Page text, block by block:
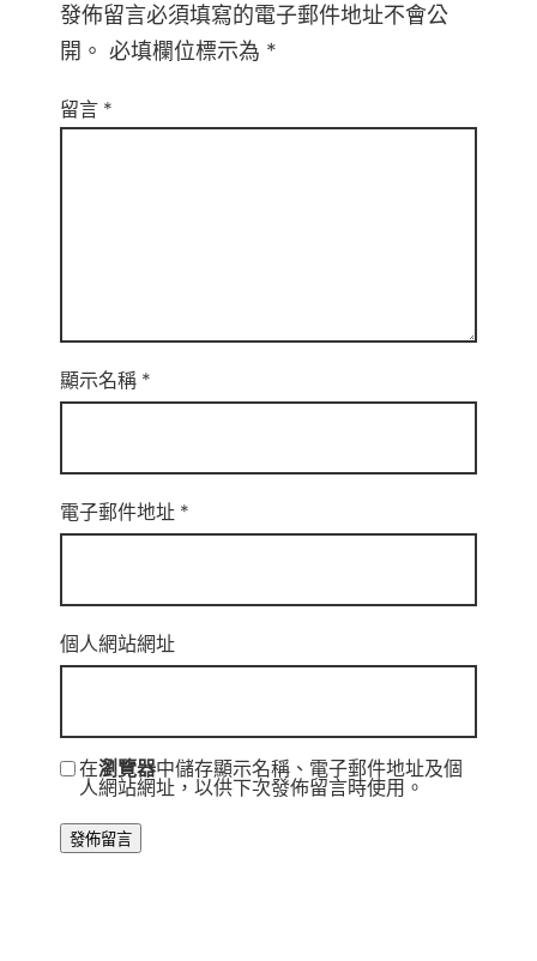
發佈留言必須填寫的電子郵件地址不會公
開。 必填欄位標示為 *
留言 *
顯示名稱 *
電子郵件地址 *
個人網站網址
在瀏覽器中儲存顯示名稱、電子郵件地址及個
人網站網址，以供下次發佈留言時使用。